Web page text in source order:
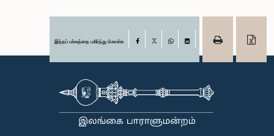
இந்தப் பக்கத்தை பகிர்ந்து கொள்க Facebook